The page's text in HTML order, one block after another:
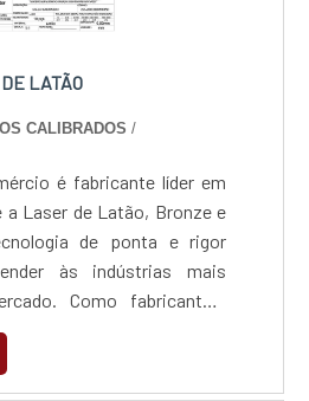
LATÃO
CALIBRADOS /
é fabricante líder em
a Laser de Latão, Bronze e
de ponta e rigor
às indústrias mais
Como fabricantes,
de metais
entregando peças com
e acabamento pronto